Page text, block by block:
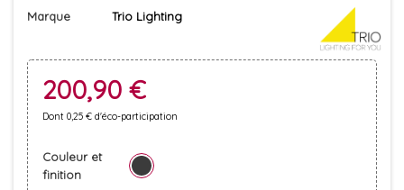
Marque Trio Lighting
200,90 €
Dont 0,25 € d'éco-participation
Couleur et
finition